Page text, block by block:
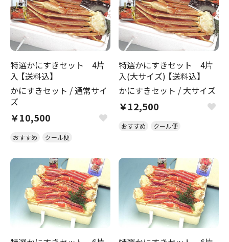
特選かにすきセット 4片
入 【送料込】
かにすきセット /通常サイ
ズ
￥10,500
おすすめ クール便
特選かにすきセット 4片
入(大サイズ) 【送料込】
かにすきセット / 大サイズ
￥12,500
おすすめ クール便